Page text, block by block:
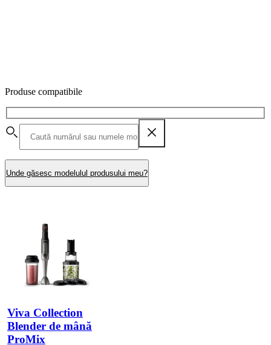
Produse compatibile
Unde găsesc modelulul produsului meu?
Viva Collection
Blender de mână
ProMix